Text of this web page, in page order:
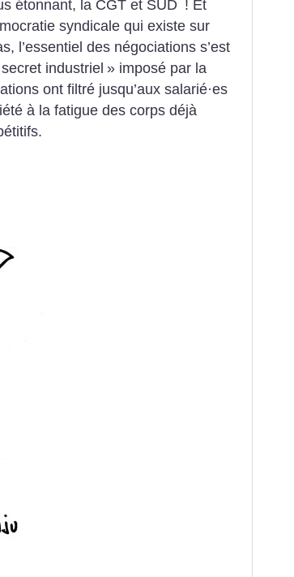
étonnant, la CGT et SUD ! Et
syndicale qui existe sur
l’essentiel des négociations s’est
secret industriel » imposé par la
ont filtré jusqu’aux salarié·es
à la fatigue des corps déjà